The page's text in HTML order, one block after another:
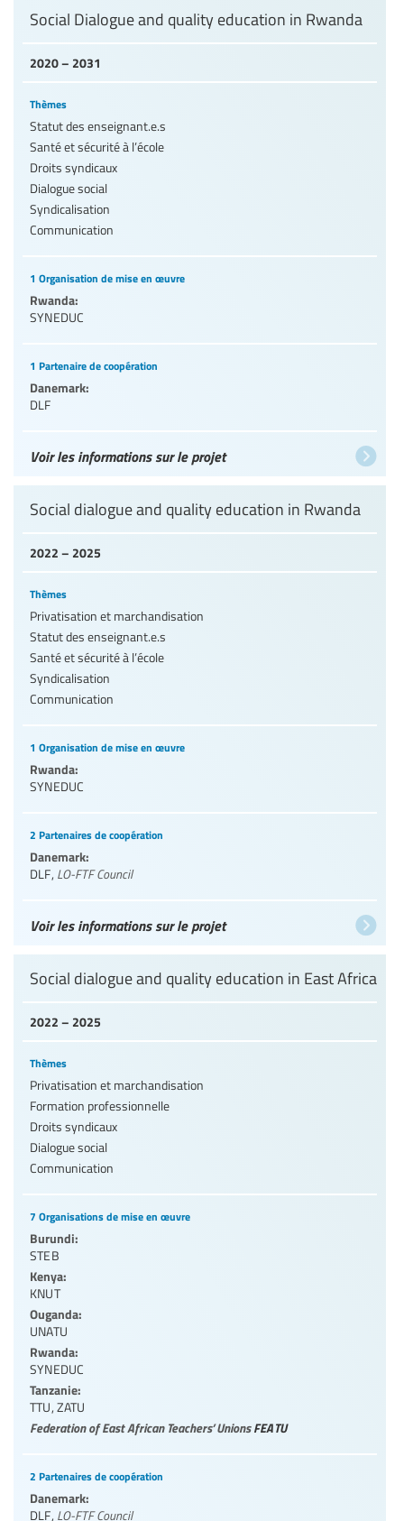
2020 – 2031
Social Dialogue and quality education in Rwanda
Thèmes
Statut des enseignant.e.s
Santé et sécurité à l’école
Droits syndicaux
Dialogue social
Syndicalisation
Communication
1 Organisation de mise en œuvre
Rwanda:
SYNEDUC
1 Partenaire de coopération
Danemark:
DLF
Voir les informations sur le projet
2022 – 2025
Social dialogue and quality education in Rwanda
Thèmes
Privatisation et marchandisation
Statut des enseignant.e.s
Santé et sécurité à l’école
Syndicalisation
Communication
1 Organisation de mise en œuvre
Rwanda:
SYNEDUC
2 Partenaires de coopération
Danemark:
DLF, LO-FTF Council
Voir les informations sur le projet
2022 – 2025
Social dialogue and quality education in East Africa
Thèmes
Privatisation et marchandisation
Formation professionnelle
Droits syndicaux
Dialogue social
Communication
7 Organisations de mise en œuvre
Burundi:
STEB
Kenya:
KNUT
Ouganda:
UNATU
Rwanda:
SYNEDUC
Tanzanie:
TTU, ZATU
Federation of East African Teachers’ UnionsFEATU
2 Partenaires de coopération
Danemark:
DLF, LO-FTF Council